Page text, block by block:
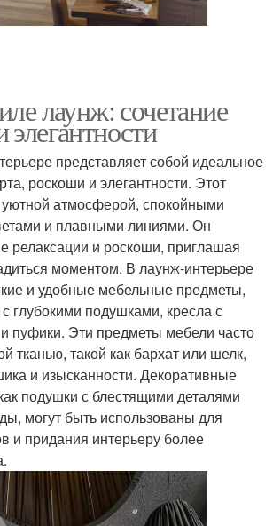
лаунж: сочетание
представляет собой идеальное
роскоши и элегантности. Этот
уютной атмосферой, спокойными
и плавными линиями. Он
релаксации и роскоши, приглашая
моментом. В лаунж-интерьере
и удобные мебельные предметы,
глубокими подушками, кресла с
пуфики. Эти предметы мебели часто
тканью, такой как бархат или шелк,
и изысканности. Декоративные
подушки с блестящими деталями
могут быть использованы для
и придания интерьеру более